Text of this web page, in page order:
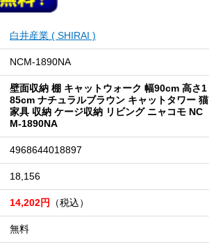
白井産業 ( SHIRAI )
NCM-1890NA
壁面収納 棚 キャットウォーク 幅90cm 高さ1
85cm ナチュラルブラウン キャットタワー 猫
家具 収納 ケージ収納 リビング ニャコモ NC
M-1890NA
4968644018897
18,156
14,202円 （税込）
無料